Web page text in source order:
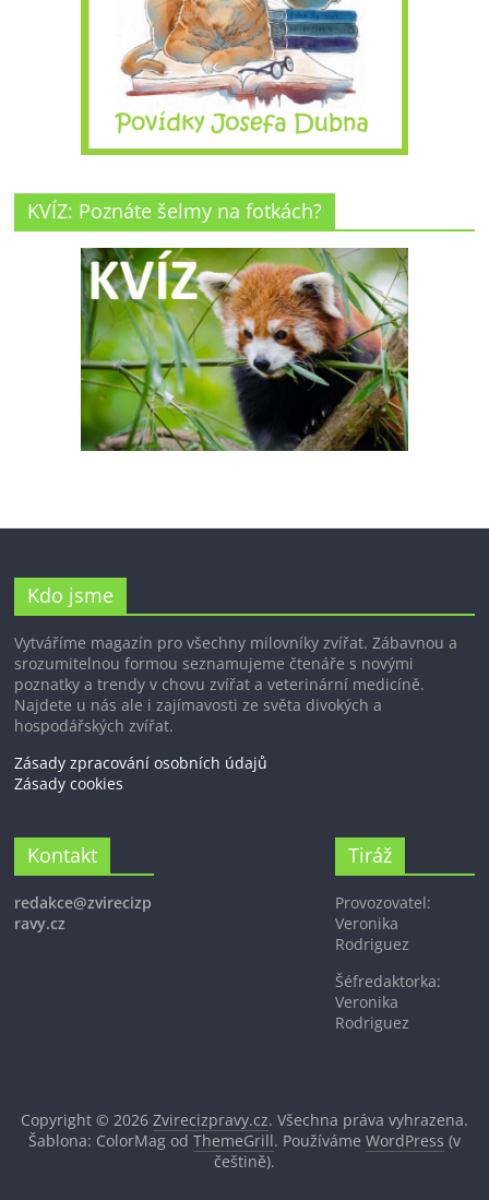
KVÍZ: Poznáte šelmy na fotkách?
Kdo jsme
Vytváříme magazín pro všechny milovníky zvířat. Zábavnou a
srozumitelnou formou seznamujeme čtenáře s novými
poznatky a trendy v chovu zvířat a veterinární medicíně.
Najdete u nás ale i zajímavosti ze světa divokých a
hospodářských zvířat.
Zásady zpracování osobních údajů
Zásady cookies
Kontakt
redakce@zvirecizp
ravy.cz
Tiráž
Provozovatel:
Veronika
Rodriguez
Šéfredaktorka:
Veronika
Rodriguez
Copyright © 2026 Zvirecizpravy.cz. Všechna práva vyhrazena.
Šablona: ColorMag od ThemeGrill. Používáme WordPress (v
češtině).